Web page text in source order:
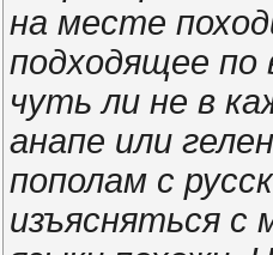
на месте
подходящее по
чуть ли не в
анапе или
пополам с
изъясняться